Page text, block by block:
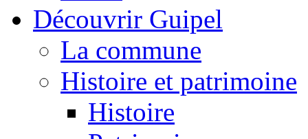
Découvrir Guipel
La commune
Histoire et patrimoine
Histoire